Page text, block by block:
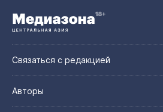
Связаться с редакцией
Авторы